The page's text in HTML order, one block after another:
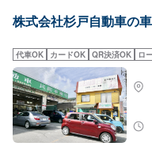
～2日程度で納車となります。(
業中は代車をご利用ください。
ります。-----ご来店時の注意、
ださい。駐車スペースは事務所
い。受付はスタッフへ「メンテ
内いたします。【定休日・営業
8:00~18:00
株式会社杉戸自動車の
代車OK カードOK QR決済OK ロ